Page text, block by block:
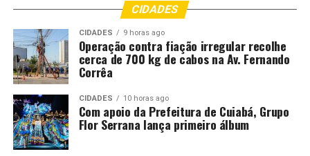
CENTRAL CONHECEM
HOSPITAL MATO
MATOGROSSO
MT MUNDO MUNICIPAIS
SAUDE
SECRETÁRIOS
UP NEXT
Detran realiza campanha para prevenir ocorrências de
trânsito envolvendo crianças e adolescentes
DON'T MISS
Ação conjunta da Polícia Civil prende mulher por tráfico
de drogas
CIDADES
CIDADES 9 horas ago
Operação contra fiação irregular recolhe
cerca de 700 kg de cabos na Av. Fernando
Corrêa
CIDADES 10 horas ago
Com apoio da Prefeitura de Cuiabá, Grupo
Flor Serrana lança primeiro álbum